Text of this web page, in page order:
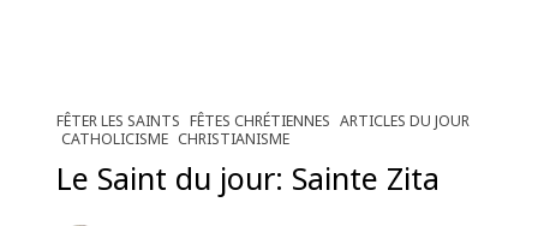
FÊTER LES SAINTS FÊTES CHRÉTIENNES ARTICLES DU JOUR
CATHOLICISME CHRISTIANISME
Le Saint du jour: Sainte Zita